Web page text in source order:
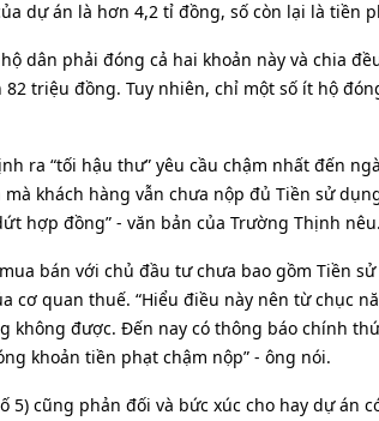
dự án là hơn 4,2 tỉ đồng, số còn lại là tiền
dân phải đóng cả hai khoản này và chia
triệu đồng. Tuy nhiên, chỉ một số ít hộ
ra “tối hậu thư” yêu cầu chậm nhất đến
khách hàng vẫn chưa nộp đủ Tiền sử
hợp đồng” - văn bản của Trường Thịnh nêu.
bán với chủ đầu tư chưa bao gồm Tiền
cơ quan thuế. “Hiểu điều này nên từ chục
không được. Đến nay có thông báo chính
khoản tiền phạt chậm nộp” - ông nói.
5) cũng phản đối và bức xúc cho hay dự án